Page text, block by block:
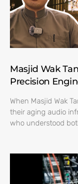
Masjid Wak
Precision
When Masjid Wak
their aging audio
who understood